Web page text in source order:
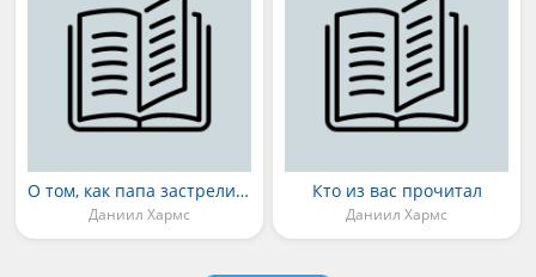
О том, как папа застрелил мне хорька
Даниил Хармс
Кто из вас прочитал
Даниил Хармс